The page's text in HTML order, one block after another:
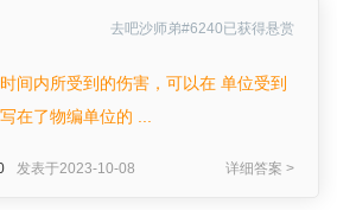
去吧沙师弟#6240已获得悬赏
间内所受到的伤害，可以在 单位受到
在了物编单位的 ...
发表于2023-10-08 详细答案 >